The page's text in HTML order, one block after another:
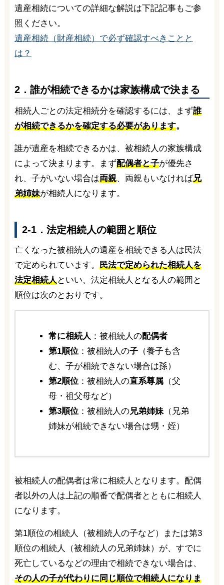
遺産相続についての詳細な解説は下記記事もご参
照ください。
遺産相続（財産相続）で必ず確認すべきことと
は？
2．誰が相続できるかは家族構成で決まる
相続人ごとの法定相続分を確認するには、まず誰
が相続できるかを確定する必要があります。
誰が遺産を相続できるかは、被相続人の家族構成
によって決まります。まず配偶者と子が優先さ
れ、子がいない場合は両親、両親もいなければ兄
弟姉妹が相続人になります。
2-1．法定相続人の範囲と順位
亡くなった被相続人の遺産を相続できる人は民法
で定められています。 民法で定められた相続人を
法定相続人といい、法定相続人となる人の範囲と
順位は次のとおりです。
常に相続人 ：被相続人の配偶者
第1順位：被相続人の子（養子も含
む、子が相続できない場合は孫）
第2順位：被相続人の直系尊属（父
母・祖父母など）
第3順位：被相続人の兄弟姉妹（兄弟
姉妹が相続できない場合は甥・姪）
被相続人の配偶者は常に相続人となります。配偶
者以外の人は上記の順番で配偶者とともに相続人
になります。
第1順位の相続人（被相続人の子など）または第3
順位の相続人（被相続人の兄弟姉妹）が、すでに
死亡しているなどの理由で相続できない場合は、
その人の子が代わりに同じ順位で相続人になりま